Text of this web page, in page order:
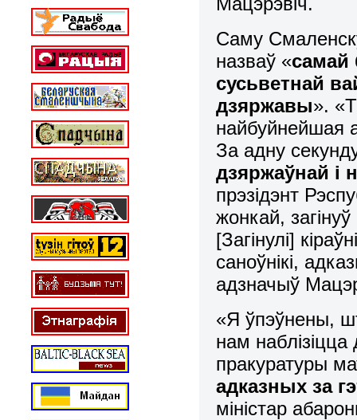
Саму
назваў «самай
сусьветнай
дзяржавы».
найбуйнейшая
За адну
дзяржаўнай і
прэзідэнт
жонкай,
[Загінулі]
саноўнікі,
адзначыў
«Я ўпэўнены,
нам
пракуратуры
адказных за
міністар